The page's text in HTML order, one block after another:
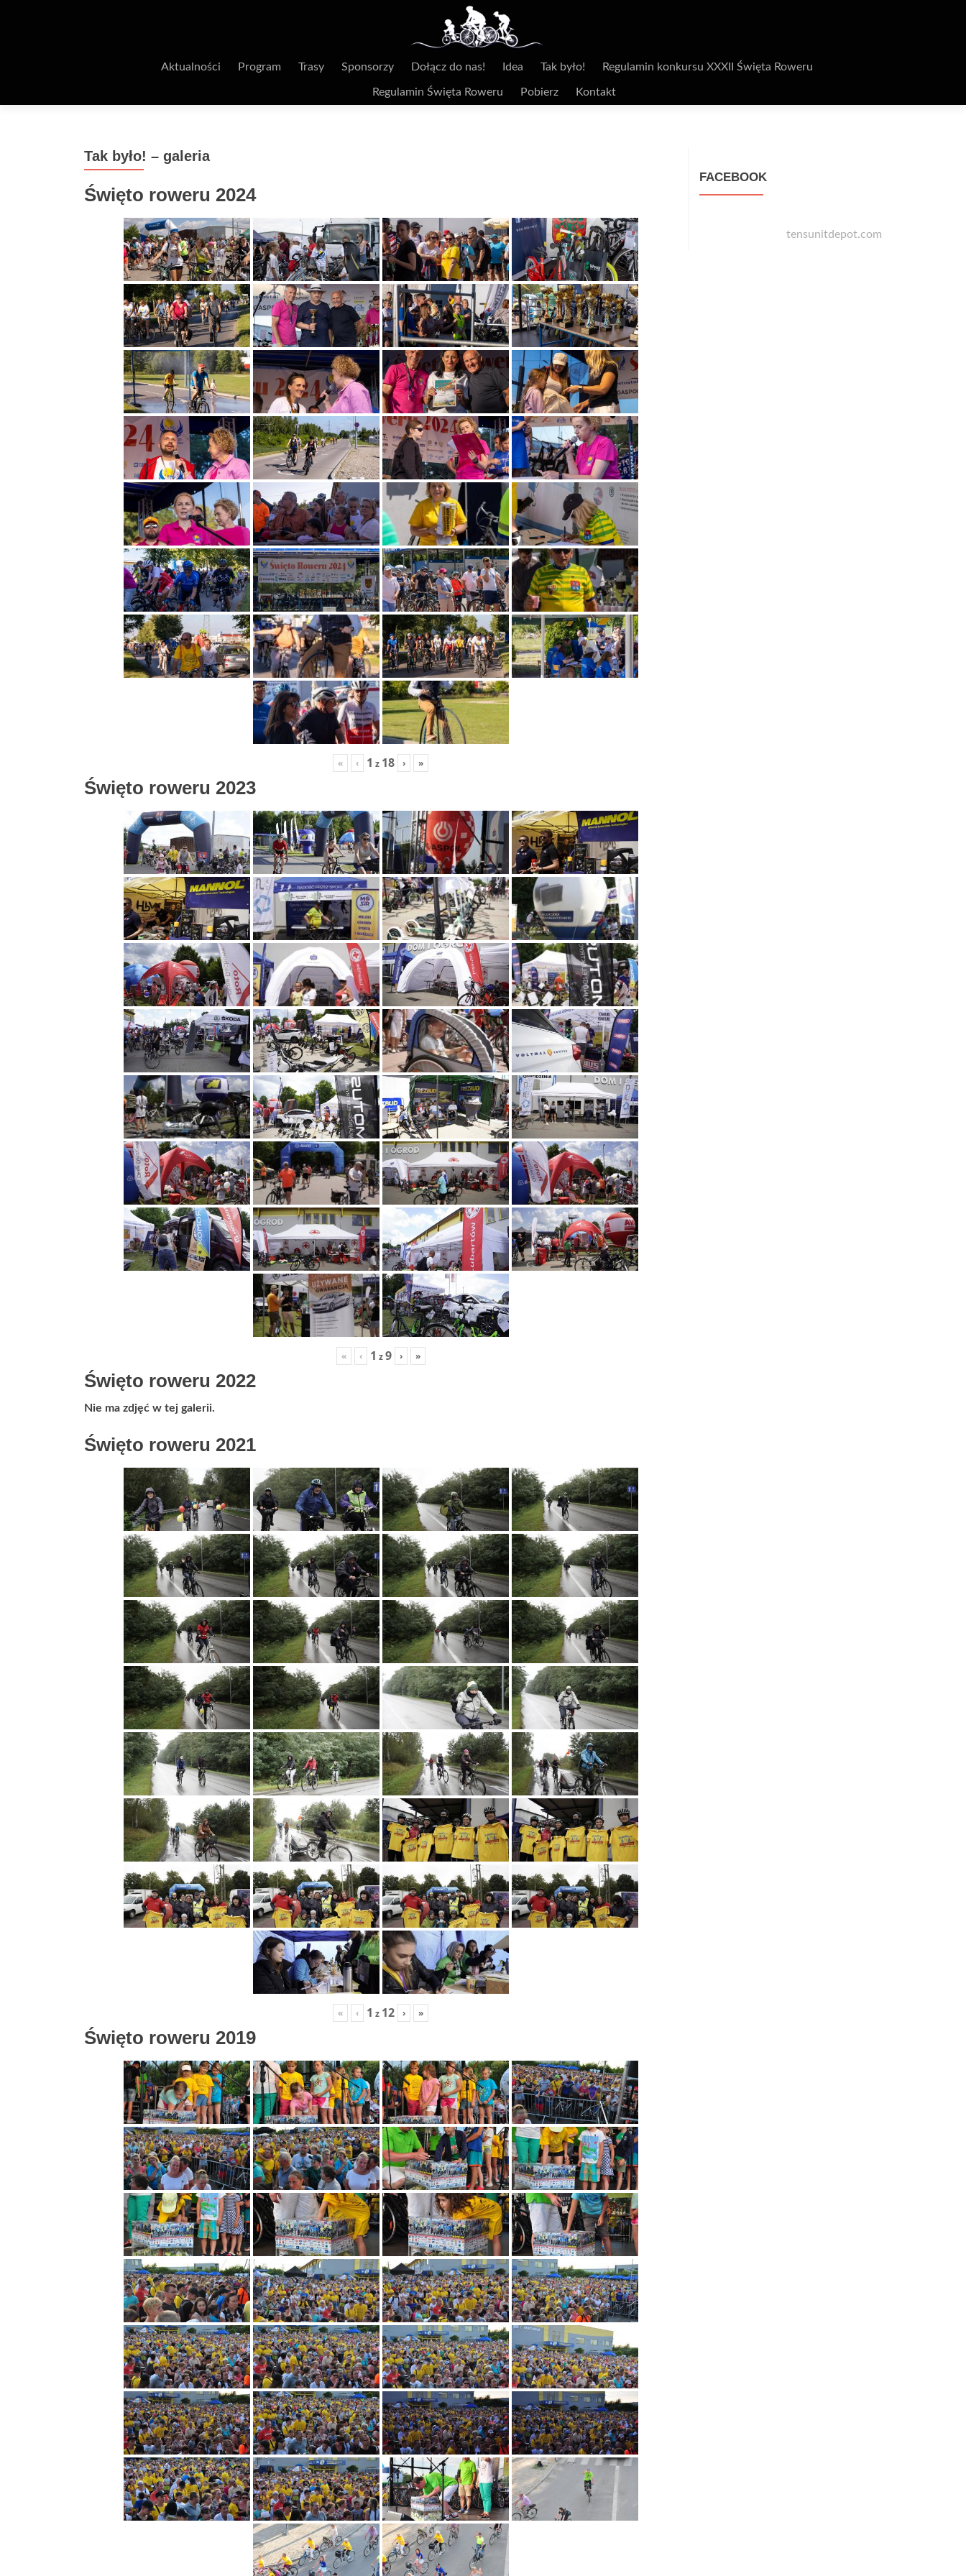
Aktualności Program Trasy Sponsorzy Dołącz do nas! Idea Tak było! Regulamin konkursu XXXII Święta Roweru
Regulamin Święta Roweru Pobierz Kontakt
Tak było! – galeria
Święto roweru 2024
« ‹ 1 z 18 › »
Święto roweru 2023
« ‹ 1 z9 › »
Święto roweru 2022
Nie ma zdjęć w tej galerii.
Święto roweru 2021
« ‹ 1 z 12 › »
Święto roweru 2019
FACEBOOK
tensunitdepot.com